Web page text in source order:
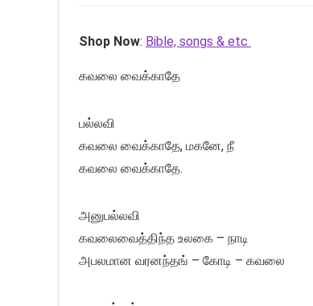
Shop Now: Bible, songs & etc
கவலை வைக்காதே
பல்லவி
கவலை வைக்காதே, மகனே, நீ
கவலை வைக்காதே.
அனுபல்லவி
கவலைவைத்திந்த உலகை – நாடி
அபலமான வரனந்தங் – கோடி – கவலை